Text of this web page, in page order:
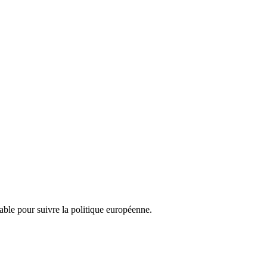
pour suivre la politique européenne.